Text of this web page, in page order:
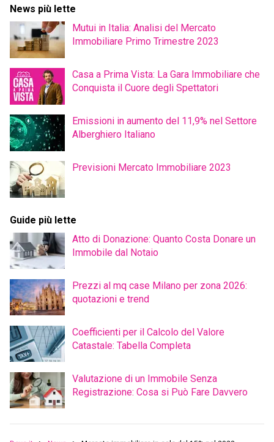
News più lette
Mutui in Italia: Analisi del Mercato
Immobiliare Primo Trimestre 2023
Casa a Prima Vista: La Gara Immobiliare che
Conquista il Cuore degli Spettatori
Emissioni in aumento del 11,9% nel Settore
Alberghiero Italiano
Previsioni Mercato Immobiliare 2023
Guide più lette
Atto di Donazione: Quanto Costa Donare un
Immobile dal Notaio
Prezzi al mq case Milano per zona 2026:
quotazioni e trend
Coefficienti per il Calcolo del Valore
Catastale: Tabella Completa
Valutazione di un Immobile Senza
Registrazione: Cosa si Può Fare Davvero